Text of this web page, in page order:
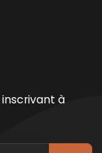
à